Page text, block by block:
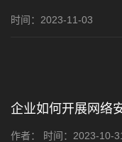
时间：2023-11-03
企业如何开展网络
作者： 时间：2023-10-